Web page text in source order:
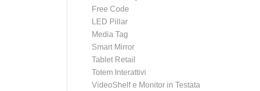
Free Code
LED Pillar
Media Tag
Smart Mirror
Tablet Retail
Totem Interattivi
VideoShelf e Monitor in Testata